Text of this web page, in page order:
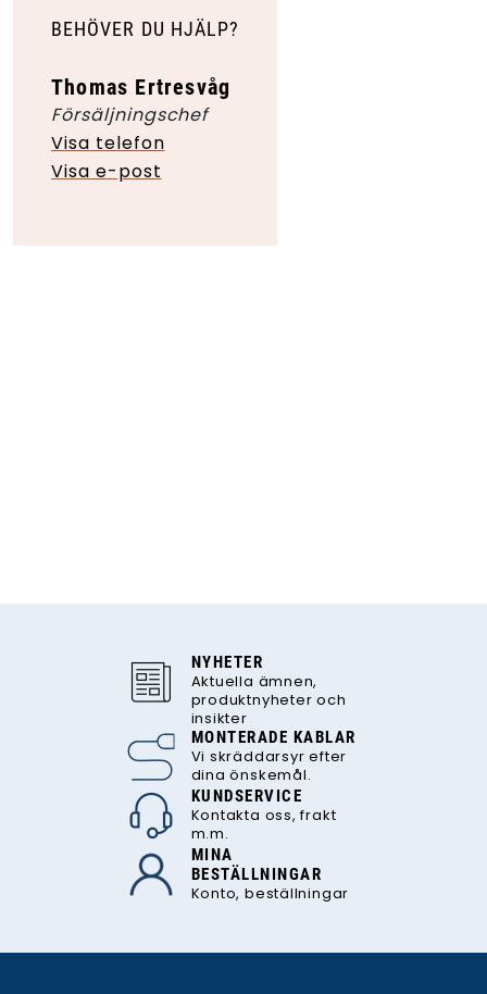
BEHÖVER DU HJÄLP?
Thomas Ertresvåg
Försäljningschef
Visa telefon
Visa e-post
NYHETER
Aktuella ämnen,
produktnyheter och
insikter
MONTERADE KABLAR
Vi skräddarsyr efter
dina önskemål.
KUNDSERVICE
Kontakta oss, frakt
m.m.
MINA
BESTÄLLNINGAR
Konto, beställningar